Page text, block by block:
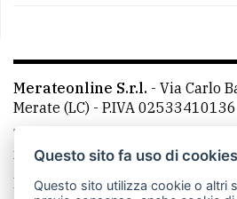
Merateonline S.r.l. - Via Carlo
Merate (LC) - P.IVA 02533410136
Telefono:
mail: redazione@leccoonline.com
La redazione
MerateOnline
Questo sito fa uso di cookies
Questo sito utilizza cookie o altri